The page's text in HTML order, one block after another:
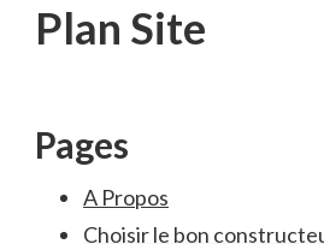
Plan Site
Pages
A Propos
Choisir le bon